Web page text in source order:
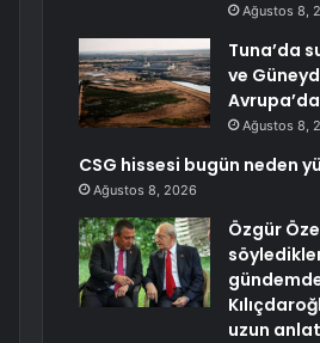
Ağustos 8,
Tuna’da
ve
Ağustos 8,
CSG hissesi bugün neden
Ağustos 8, 2026
Özgür
uzun